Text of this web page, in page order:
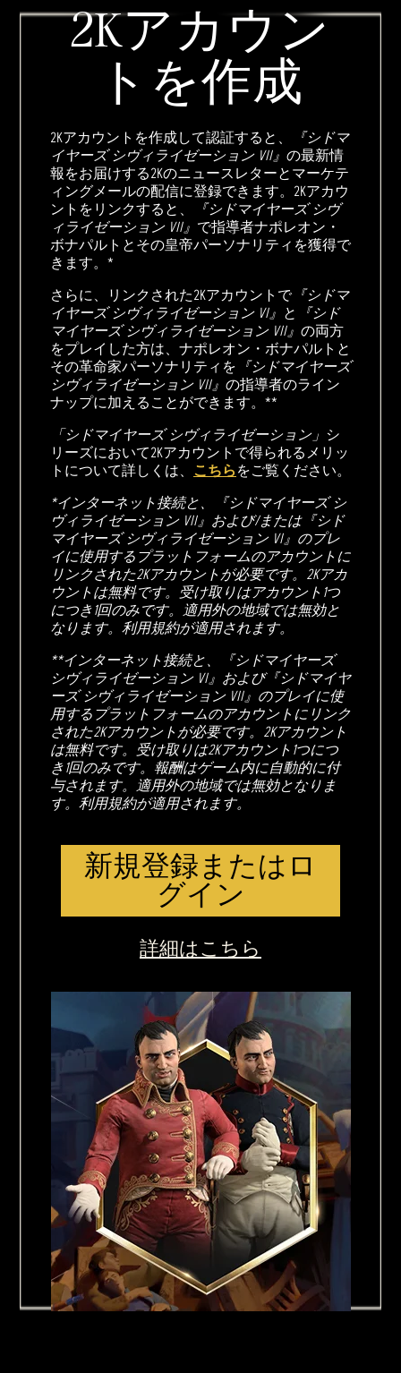
2Kアカウン
トを作成
2Kアカウントを作成して認証すると、
『シドマ
イヤーズ シヴィライゼーション VII』 の最新情
報をお届けする2Kのニュースレターとマーケテ
ィングメールの配信に登録できます。2Kアカウ
ントをリンクすると、
『シドマイヤーズ シヴ
ィライゼーション VII』 で指導者ナポレオン・
ボナパルトとその皇帝パーソナリティを獲得で
きます。*
さらに、リンクされた2Kアカウントで『シドマ
イヤーズ シヴィライゼーション VI』 と
『シド
マイヤーズ シヴィライゼーション VII』 の両方
をプレイした方は、ナポレオン・ボナパルトと
その革命家パーソナリティを 『シドマイヤーズ
シヴィライゼーション VII』 の指導者のライン
ナップに加えることができます。**
「シドマイヤーズ シヴィライゼーション」 シ
リーズにおいて2Kアカウントで得られるメリッ
トについて詳しくは、 こちらをご覧ください。
*インターネット接続と、『シドマイヤーズ シ
ヴィライゼーション VII』および/または『シド
マイヤーズ シヴィライゼーション VI』のプレ
イに使用するプラットフォームのアカウントに
リンクされた2Kアカウントが必要です。2Kアカ
ウントは無料です。受け取りはアカウント1つ
につき1回のみです。適用外の地域では無効と
なります。利用規約が適用されます。
**インターネット接続と、『シドマイヤーズ
シヴィライゼーション VI』および『シドマイヤ
ーズ シヴィライゼーション VII』のプレイに使
用するプラットフォームのアカウントにリンク
された2Kアカウントが必要です。2Kアカウント
は無料です。受け取りは2Kアカウント1つにつ
き1回のみです。報酬はゲーム内に自動的に付
与されます。適用外の地域では無効となりま
す。利用規約が適用されます。
新規登録またはロ
グイン
詳細はこちら